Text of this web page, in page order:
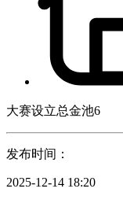
大赛设立总金池6
发布时间：
2025-12-14 18:20